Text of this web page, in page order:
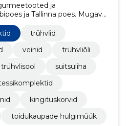
ja
ja Tallinna poes. Mugav
trühvlid
veinid
trühvliõli
trühvlisool
suitsuliha
kingituskorvid
toidukaupade hulgimüük